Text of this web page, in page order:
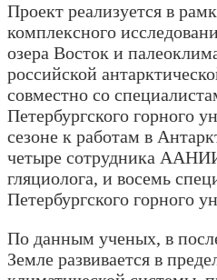
Проект реализуется в
комплексного
озера Восток и
российской
совместно со
Петербургского горного
сезоне к работам в
четыре сотрудника
гляциолога, и восемь
Петербургского горного
По данным ученых, в
Земле развивается в